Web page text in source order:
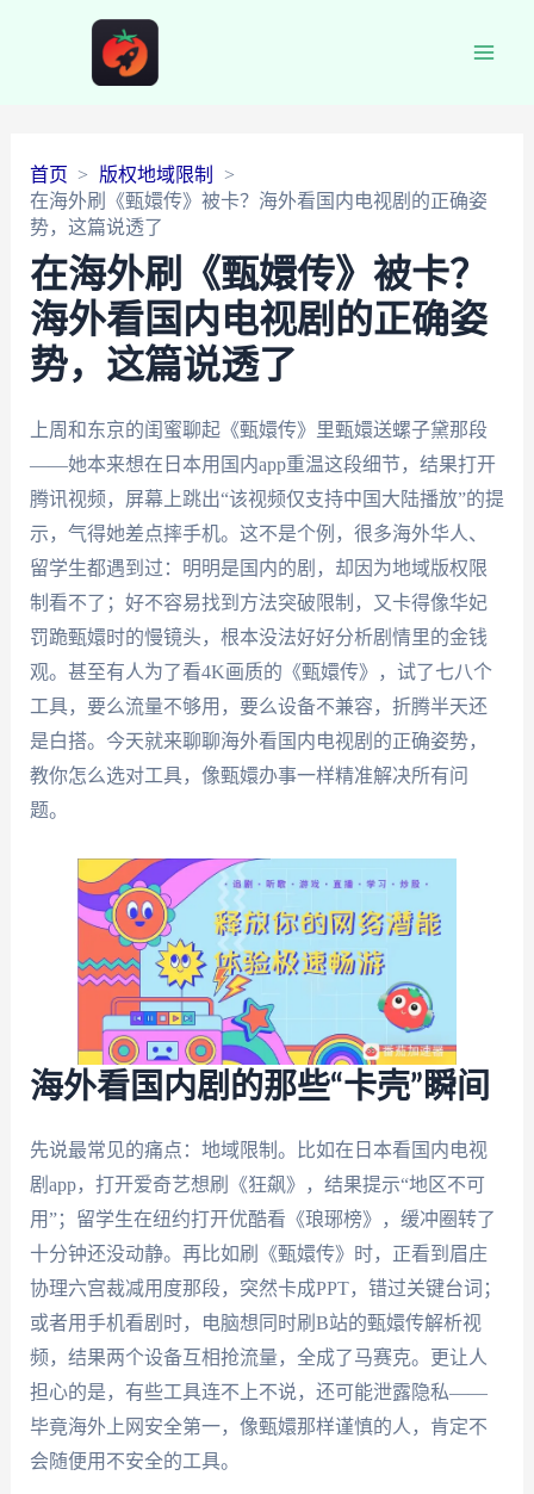
首页
版权地域限制
在海外刷《甄嬛传》被卡？海外看国内电视剧的正确姿
势，这篇说透了
在海外刷《甄嬛传》被卡？
海外看国内电视剧的正确姿
势，这篇说透了
上周和东京的闺蜜聊起《甄嬛传》里甄嬛送螺子黛那段
——她本来想在日本用国内app重温这段细节，结果打开
腾讯视频，屏幕上跳出“该视频仅支持中国大陆播放”的提
示，气得她差点摔手机。这不是个例，很多海外华人、
留学生都遇到过：明明是国内的剧，却因为地域版权限
制看不了；好不容易找到方法突破限制，又卡得像华妃
罚跪甄嬛时的慢镜头，根本没法好好分析剧情里的金钱
观。甚至有人为了看4K画质的《甄嬛传》，试了七八个
工具，要么流量不够用，要么设备不兼容，折腾半天还
是白搭。今天就来聊聊海外看国内电视剧的正确姿势，
教你怎么选对工具，像甄嬛办事一样精准解决所有问
题。
海外看国内剧的那些“卡壳”瞬间
先说最常见的痛点：地域限制。比如在日本看国内电视
剧app，打开爱奇艺想刷《狂飙》，结果提示“地区不可
用”；留学生在纽约打开优酷看《琅琊榜》，缓冲圈转了
十分钟还没动静。再比如刷《甄嬛传》时，正看到眉庄
协理六宫裁减用度那段，突然卡成PPT，错过关键台词；
或者用手机看剧时，电脑想同时刷B站的甄嬛传解析视
频，结果两个设备互相抢流量，全成了马赛克。更让人
担心的是，有些工具连不上不说，还可能泄露隐私——
毕竟海外上网安全第一，像甄嬛那样谨慎的人，肯定不
会随便用不安全的工具。